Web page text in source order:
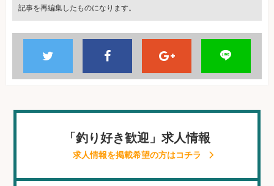
記事を再編集したものになります。
「釣り好き歓迎」求人情報
求人情報を掲載希望の方はコチラ